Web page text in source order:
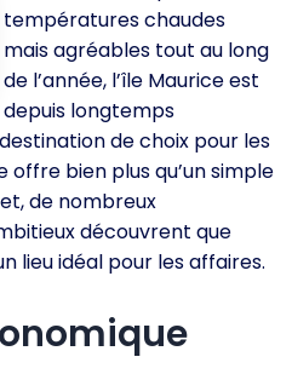
températures chaudes
mais agréables tout au long
de l’année, l’île Maurice est
depuis longtemps
de choix pour les
offre bien plus qu’un simple
de nombreux
découvrent que
lieu idéal pour les affaires.